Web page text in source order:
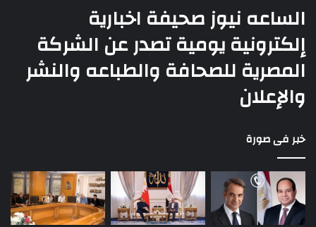
الساعه نيوز صحيفة اخبارية
إلكترونية يومية تصدر عن الشركة
المصرية للصحافة والطباعه والنشر
والإعلان
خبر فى صورة